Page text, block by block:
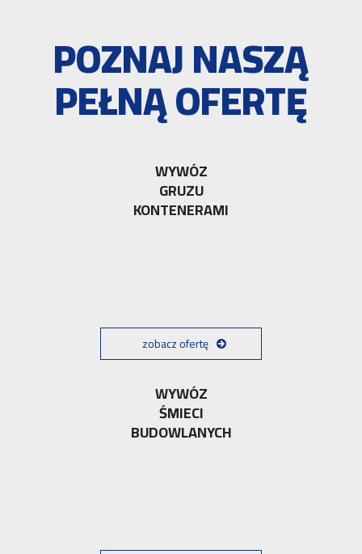
POZNAJ NASZĄ
PEŁNĄ OFERTĘ
WYWÓZ
GRUZU
KONTENERAMI
zobacz ofertę
WYWÓZ
ŚMIECI
BUDOWLANYCH